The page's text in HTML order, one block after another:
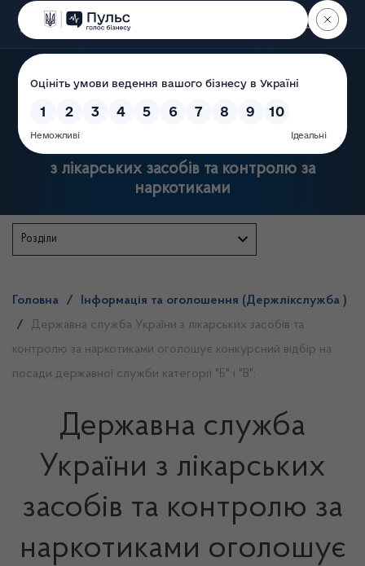
Пошук
Державна служба України
з лікарських засобів та контролю за
наркотиками
Розділи
Головна /
Інформація та оголошення (Держлікслужба )
/
Державна служба України з лікарських засобів та
контролю за наркотиками оголошує конкурсний відбір на
посади державної служби категорії "Б" і "В":
Державна служба
України з лікарських
засобів та контролю за
наркотиками оголошує